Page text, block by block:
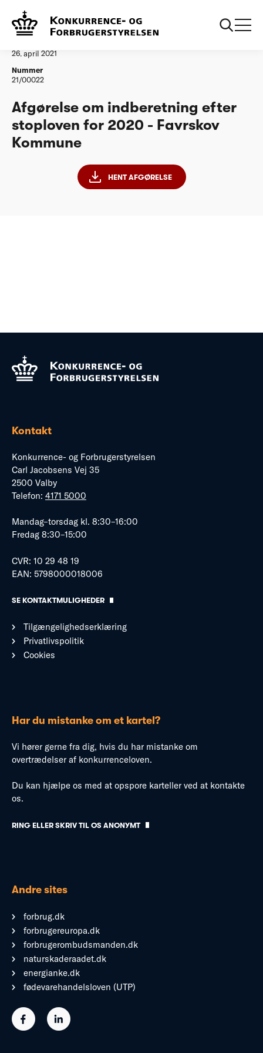
Vandtilsyn
26. april 2021
Nummer
21/00022
Afgørelse om indberetning efter
stoploven for 2020 - Favrskov
Kommune
HENT AFGØRELSE
Kontakt
Konkurrence- og Forbrugerstyrelsen
Carl Jacobsens Vej 35
2500 Valby
Telefon: 4171 5000
Mandag–torsdag kl. 8:30–16:00
Fredag 8:30–15:00
CVR: 10 29 48 19
EAN: 5798000018006
SE KONTAKTMULIGHEDER
Tilgængelighedserklæring
Privatlivspolitik
Cookies
Har du mistanke om et kartel?
Vi hører gerne fra dig, hvis du har mistanke om
overtrædelser af konkurrenceloven.
Du kan hjælpe os med at opspore karteller ved at kontakte
os.
RING ELLER SKRIV TIL OS ANONYMT
Andre sites
forbrug.dk
forbrugereuropa.dk
forbrugerombudsmanden.dk
naturskaderaadet.dk
energianke.dk
fødevarehandelsloven (UTP)